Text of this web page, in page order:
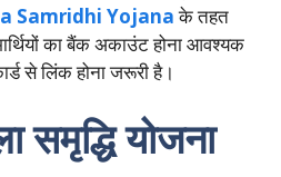
Samridhi Yojanaके तहत
का बैंक अकाउंट होना आवश्यक
से लिंक होना जरूरी है।
समृद्धि योजना